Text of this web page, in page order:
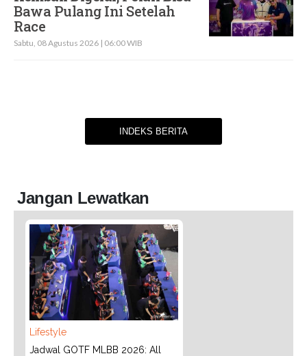
Bawa Pulang Ini Setelah
Race
Sabtu, 08 Agustus 2026 | 06:00 WIB
INDEKS BERITA
Jangan Lewatkan
Lifestyle
Jadwal GOTF MLBB 2026: All